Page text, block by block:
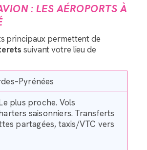
: LES AÉROPORTS À
principaux permettent de
suivant votre lieu de
plus proche. Vols
saisonniers. Transferts
partagées, taxis/VTC vers